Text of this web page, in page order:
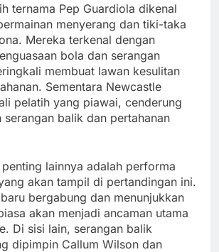
ternama Pep Guardiola dikenal
menyerang dan tiki-taka
Mereka terkenal dengan
bola dan serangan
membuat lawan kesulitan
Sementara Newcastle
pelatih yang piawai, cenderung
serangan balik dan pertahanan
lainnya adalah performa
akan tampil di pertandingan ini.
bergabung dan menunjukkan
akan menjadi ancaman utama
Di sisi lain, serangan balik
dipimpin Callum Wilson dan